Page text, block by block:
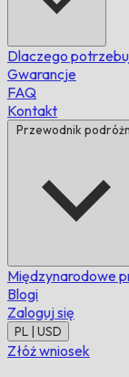
Dlaczego
Gwarancje
FAQ
Kontakt
Przewodnik
Międzynarodowe
Blogi
Zaloguj się
PL | USD
Złóż wniosek